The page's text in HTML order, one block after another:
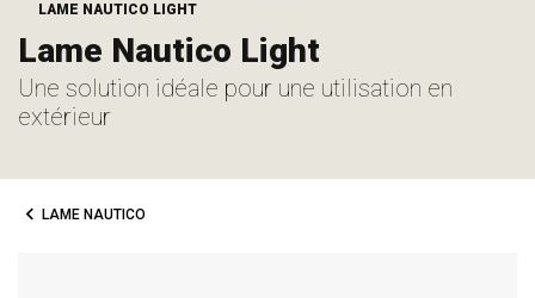
LAME NAUTICO LIGHT
Lame Nautico Light
Une solution idéale pour une utilisation en
extérieur
LAME NAUTICO